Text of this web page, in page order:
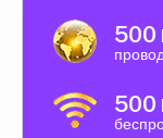
500
500